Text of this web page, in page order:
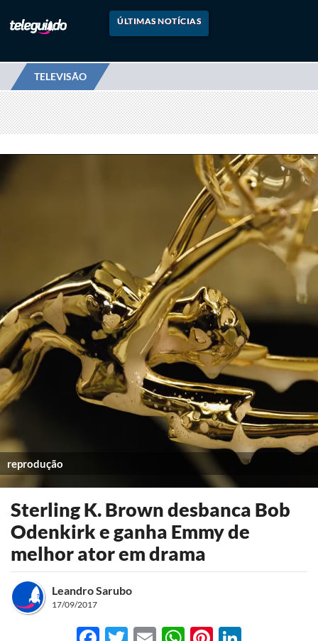
ÚLTIMAS NOTÍCIAS
TELEVISÃO
reprodução
Sterling K. Brown desbanca Bob
Odenkirk e ganha Emmy de
melhor ator em drama
Leandro Sarubo
17/09/2017